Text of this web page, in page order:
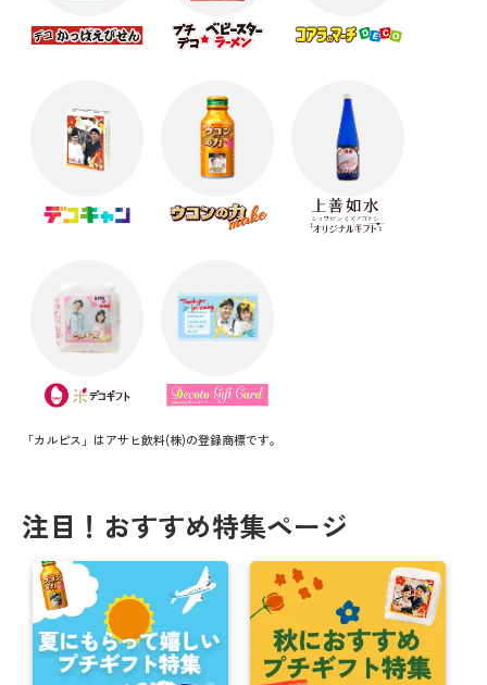
「カルピス」はアサヒ飲料(株)の登録商標です。
注目！おすすめ特集ページ